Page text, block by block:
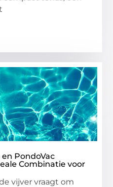
PondoVac
Combinatie voor
vijver vraagt om